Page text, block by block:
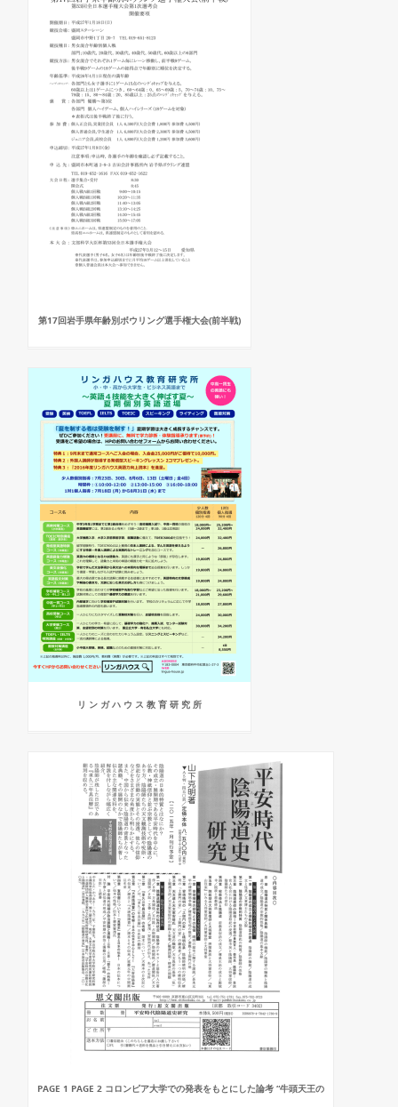
第17回岩手県年齢別ボウリング選手権大会(前半戦)
リ ン ガ ハ ウ ス 教 育 研 究 所
PAGE 1 PAGE 2 コロンピア大学での発表をもとにした論考 “牛頭天王の